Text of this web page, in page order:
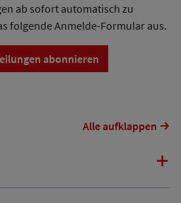
ab sofort automatisch zu
folgende Anmelde-Formular aus.
abonnieren
Alle aufklappen